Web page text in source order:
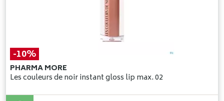
-10%
PHARMA MORE
Les couleurs de noir instant gloss lip max. 02